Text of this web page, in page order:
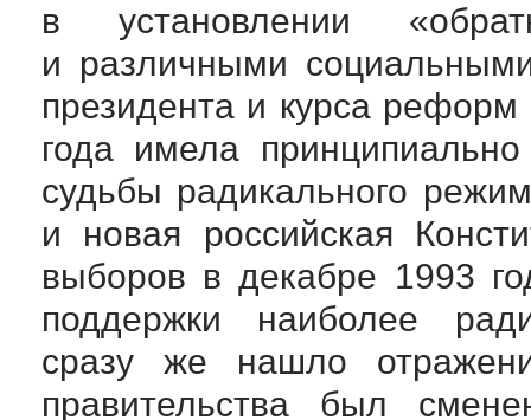
в установлении
и различными
президента и курса
года имела
судьбы радикального
и новая российская
выборов в декабре 1993
поддержки наиболее
сразу же нашло
правительства был